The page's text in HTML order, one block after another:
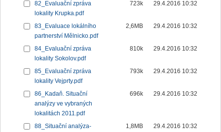
82_Evaluační zpráva
lokality Krupka.pdf
723k 29.4.2016 10:32
83_Evaluace lokálního
partnerství Mělnicko.pdf
2,6MB 29.4.2016 10:32
84_Evaluační zpráva
lokality Sokolov.pdf
810k 29.4.2016 10:32
85_Evaluační zpráva
lokality Vejprty.pdf
793k 29.4.2016 10:32
86_Kadaň. Situační
analýzy ve vybraných
lokalitách 2011.pdf
696k 29.4.2016 10:32
88_Situační analýza-
1,8MB 29.4.2016 10:32